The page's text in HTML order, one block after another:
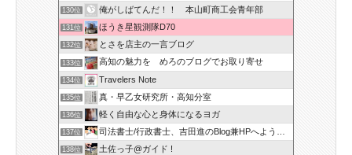
130位 俺がしばてんだ！！ 本山町商工会青年部
131位 ほうき星観測隊D70
132位 とさを店主の一言ブログ
133位 高知の魅力を めろのブログでお取り寄せ
134位 Travelers Note
135位 真・早乙女研究所・高知分室
136位 軽く自由な心と身体になるヨガ
137位 司法書士/行政書士、吉田進のBlog兼HPへようこそ！
138位 土佐っ子@ガイド !